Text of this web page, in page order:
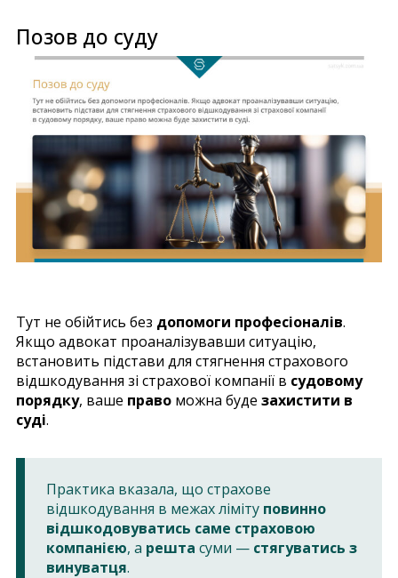
Позов до суду
Тут не обійтись без допомоги професіоналів.
Якщо адвокат проаналізувавши ситуацію,
встановить підстави для стягнення страхового
відшкодування зі страхової компанії в судовому
порядку, ваше право можна буде захистити в
суді.
Практика вказала, що страхове
відшкодування в межах ліміту повинно
відшкодовуватись саме страховою
компанією, а решта суми — стягуватись з
винуватця.